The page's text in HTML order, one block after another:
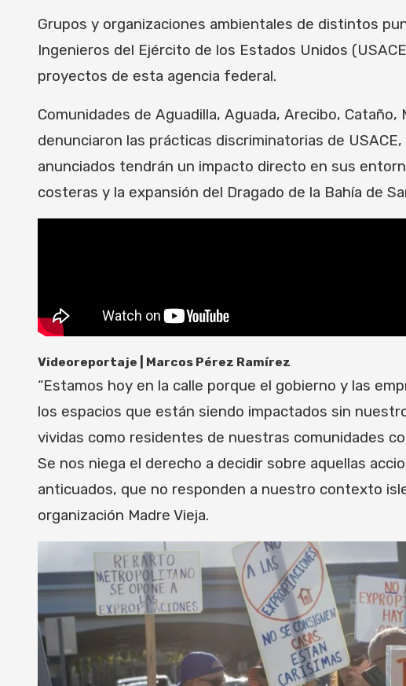
Grupos y organizaciones ambientales de distintos
Ingenieros del Ejército de los Estados Unidos
proyectos de esta agencia federal.
Comunidades de Aguadilla, Aguada, Arecibo,
denunciaron las prácticas discriminatorias de
anunciados tendrán un impacto directo en sus
costeras y la expansión del Dragado de la Bahía de
Videoreportaje | Marcos Pérez Ramírez
“Estamos hoy en la calle porque el gobierno y las
los espacios que están siendo impactados sin
vividas como residentes de nuestras comunidades
Se nos niega el derecho a decidir sobre aquellas
anticuados, que no responden a nuestro contexto
organización Madre Vieja.